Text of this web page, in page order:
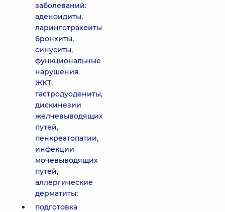
заболеваний:
аденоидиты,
ларинготрахеиты
бронхиты,
синуситы,
функциональные
нарушения
ЖКТ,
гастродуодениты,
дискинезии
желчевыводящих
путей,
пенкреатопатии,
инфекции
мочевыводящих
путей,
аллергические
дерматиты;
подготовка